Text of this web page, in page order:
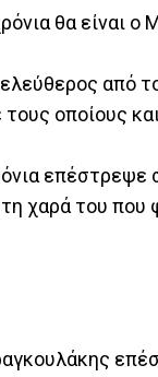
θα είναι ο
από
οποίους
χαρά του